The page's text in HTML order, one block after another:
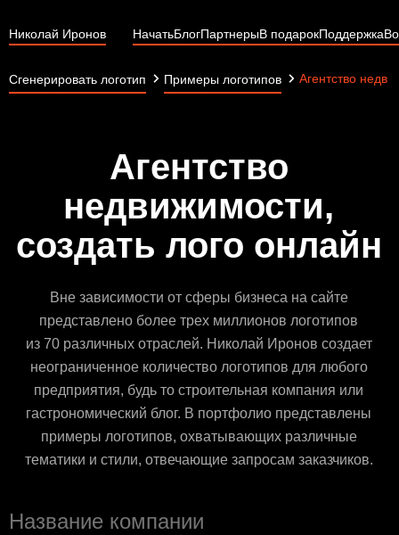
Николай Иронов НачатьБлогПартнерыВ подарокПоддержка
Сгенерировать логотип Примеры логотипов Агентство
Агентство
недвижимости,
создать лого онлайн
Вне зависимости от сферы бизнеса на сайте
представлено более трех миллионов логотипов
из 70 различных отраслей. Николай Иронов создает
неограниченное количество логотипов для любого
предприятия, будь то строительная компания или
гастрономический блог. В портфолио представлены
примеры логотипов, охватывающих различные
тематики и стили, отвечающие запросам заказчиков.